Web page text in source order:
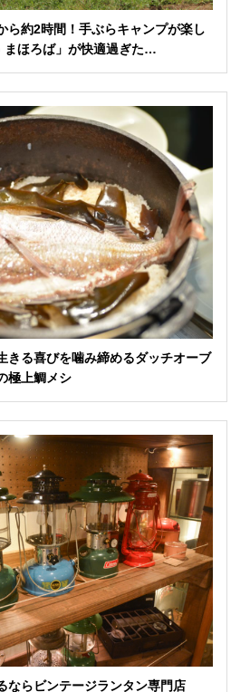
ら約2時間！手ぶらキャンプが楽し
ほろば」が快適過ぎた…
きる喜びを噛み締めるダッチオーブ
極上鯛メシ
ならビンテージランタン専門店